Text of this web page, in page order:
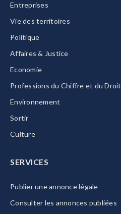
Entreprises
Vie des territoires
Politique
Affaires & Justice
Economie
Professions du Chiffre et du Droit
Environnement
Sortir
Culture
SERVICES
Publier une annonce légale
Consulter les annonces publiées